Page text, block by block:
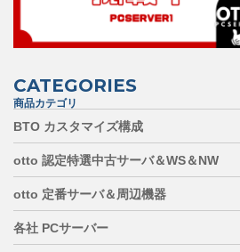
CATEGORIES
商品カテゴリ
BTO カスタマイズ構成
otto 認定特選中古サーバ＆WS＆NW
otto 定番サーバ＆周辺機器
各社 PCサーバー